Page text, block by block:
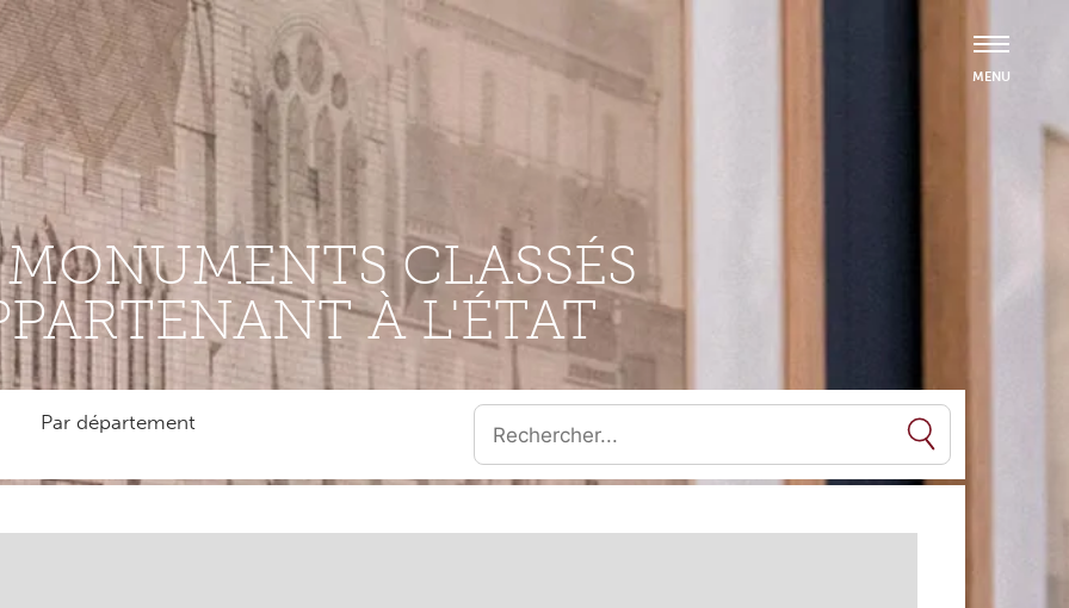
CLASSÉS
À L'ÉTAT
Par département
Quand les résultats de l'auto-complétion sont disponibles, utilisez les